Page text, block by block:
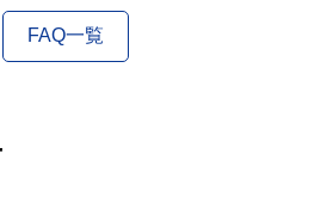
FAQ一覧